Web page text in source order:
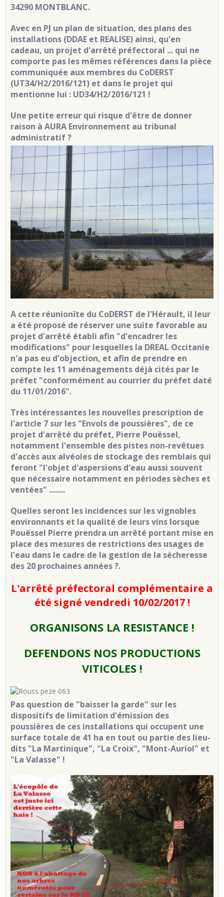
34290 MONTBLANC.
Avec en PJ un plan de situation, des plans des
installations (DDAE et REALISE) ainsi, qu'en
cadeau, un projet d'arrêté préfectoral ... qui ne
comporte pas les mêmes références dans la pièce
communiquée aux membres du CoDERST
(UT34/H2/2016/121) et dans le projet qui
mentionne lui : UD34/H2/2016/121 !
Une petite erreur qui risque d'être de donner
raison à AURA Environnement au tribunal
administratif ?
A cette réunionïte du CoDERST de l'Hérault, il leur
a été proposé de réserver une suite favorable au
projet d'arrêté établi afin "d'encadrer les
modifications" pour lesquelles la DREAL Occitanie
n'a pas eu d'objection, et afin de prendre en
compte les 11 aménagements déjà cités par le
préfet "conformément au courrier du préfet daté
du 11/01/2016".
Très intéressantes les nouvelles prescription de
l'article 7 sur les "Envols de poussières", de ce
projet d'arrêté du préfet, Pierre Pouëssel,
notamment l'ensemble des pistes non-revêtues
d'accès aux alvéoles de stockage des remblais qui
feront "l'objet d'aspersions d'eau aussi souvent
que nécessaire notamment en périodes sèches et
ventées" ........
Quelles seront les incidences sur les vignobles
environnants et la qualité de leurs vins lorsque
Pouëssel Pierre prendra un arrêté portant mise en
place des mesures de restrictions des usages de
l'eau dans le cadre de la gestion de la sécheresse
des 20 prochaines années ?.
L'arrêté préfectoral complémentaire a
été signé vendredi 10/02/2017 !
ORGANISONS LA RESISTANCE !
DEFENDONS NOS PRODUCTIONS
VITICOLES !
Pas question de "baisser la garde" sur les
dispositifs de limitation d'émission des
poussières de ces installations qui occupent une
surface totale de 41 ha en tout ou partie des lieu-
dits "La Martinique", "La Croix", "Mont-Auriol" et
"La Valasse" !